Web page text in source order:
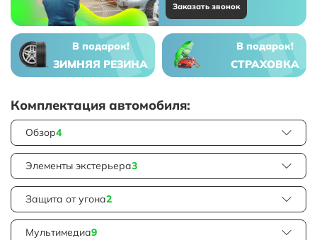
Заказать звонок
В подарок!
ЗИМНЯЯ РЕЗИНА
В подарок!
СТРАХОВКА
Комплектация автомобиля:
Обзор4
Элементы экстерьера3
Защита от угона2
Мультимедиа9